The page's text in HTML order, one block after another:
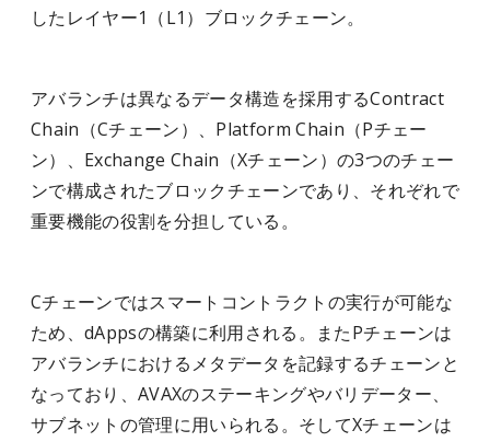
したレイヤー1（L1）ブロックチェーン。
アバランチは異なるデータ構造を採用するContract
Chain（Cチェーン）、Platform Chain（Pチェー
ン）、Exchange Chain（Xチェーン）の3つのチェー
ンで構成されたブロックチェーンであり、それぞれで
重要機能の役割を分担している。
Cチェーンではスマートコントラクトの実行が可能な
ため、dAppsの構築に利用される。またPチェーンは
アバランチにおけるメタデータを記録するチェーンと
なっており、AVAXのステーキングやバリデーター、
サブネットの管理に用いられる。そしてXチェーンは